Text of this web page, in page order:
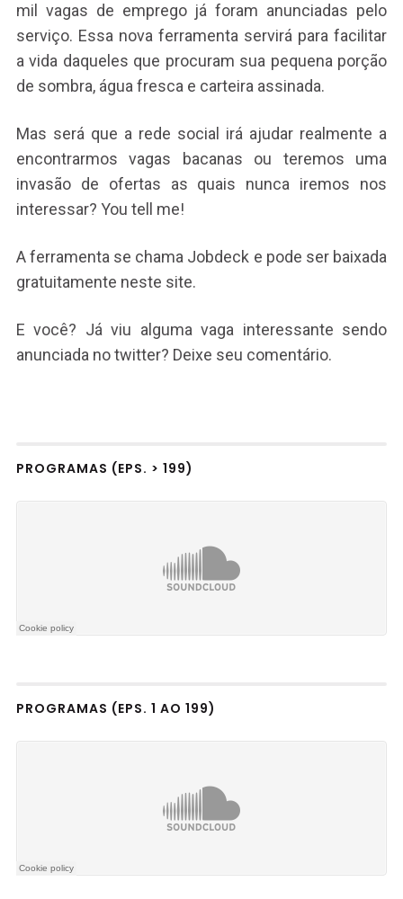
mil vagas de emprego já foram anunciadas pelo
serviço. Essa nova ferramenta servirá para facilitar
a vida daqueles que procuram sua pequena porção
de sombra, água fresca e carteira assinada.
Mas será que a rede social irá ajudar realmente a
encontrarmos vagas bacanas ou teremos uma
invasão de ofertas as quais nunca iremos nos
interessar? You tell me!
A ferramenta se chama Jobdeck e pode ser baixada
gratuitamente neste site.
E você? Já viu alguma vaga interessante sendo
anunciada no twitter? Deixe seu comentário.
PROGRAMAS (EPS. > 199)
PROGRAMAS (EPS. 1 AO 199)